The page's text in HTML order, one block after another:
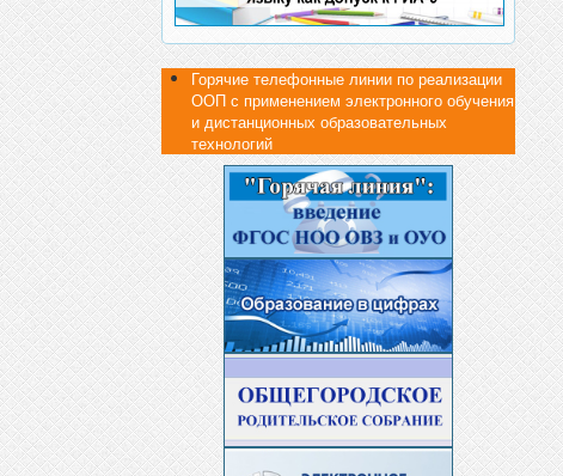
Горячие телефонные линии по реализации
ООП с применением электронного обучения
и дистанционных образовательных
технологий